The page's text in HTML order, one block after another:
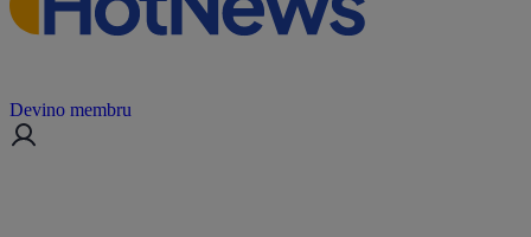
Devino membru